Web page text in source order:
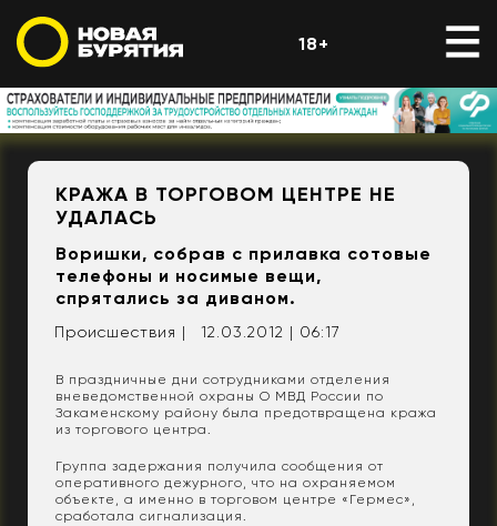
18+
КРАЖА В ТОРГОВОМ ЦЕНТРЕ НЕ
УДАЛАСЬ
Воришки, собрав с прилавка сотовые
телефоны и носимые вещи,
спрятались за диваном.
Происшествия | 12.03.2012 | 06:17
В праздничные дни сотрудниками отделения
вневедомственной охраны О МВД России по
Закаменскому району была предотвращена кража
из торгового центра.
Группа задержания получила сообщения от
оперативного дежурного, что на охраняемом
объекте, а именно в торговом центре «Гермес»,
сработала сигнализация.